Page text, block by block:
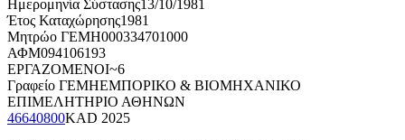
Ημερομηνία Σύστασης13/10/1981
Έτος Καταχώρησης1981
Μητρώο ΓΕΜΗ000334701000
ΑΦΜ094106193
ΕΡΓΑΖΟΜΕΝΟΙ~6
Γραφείο ΓΕΜΗΕΜΠΟΡΙΚΟ & ΒΙΟΜΗΧΑΝΙΚΟ
ΕΠΙΜΕΛΗΤΗΡΙΟ ΑΘΗΝΩΝ
46640800KAD 2025